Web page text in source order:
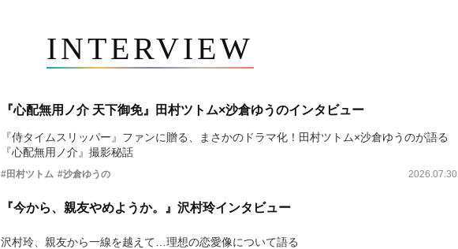
INTERVIEW
『心配無用ノ介 天下御免』田村ツトム×沙倉ゆうのインタビュー
『侍タイムスリッパー』ファンに贈る、まさかのドラマ化！田村ツトム×沙倉ゆうのが語る
『心配無用ノ介』撮影秘話
#田村ツトム #沙倉ゆうの 2026.07.30
『今から、親友やめようか。』沢村玲インタビュー
沢村玲、親友から一線を越えて…理想の恋愛像について語る